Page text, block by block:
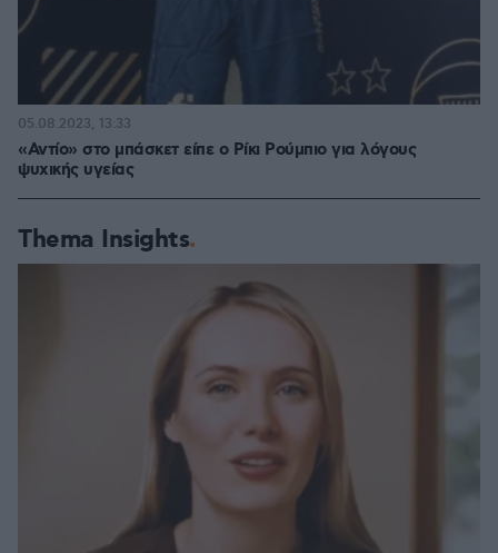
«Αντίο» στο μπάσκετ είπε ο Ρίκι Ρούμπιο για λόγους
ψυχικής υγείας
05.08.2023, 13:33
Thema Insights